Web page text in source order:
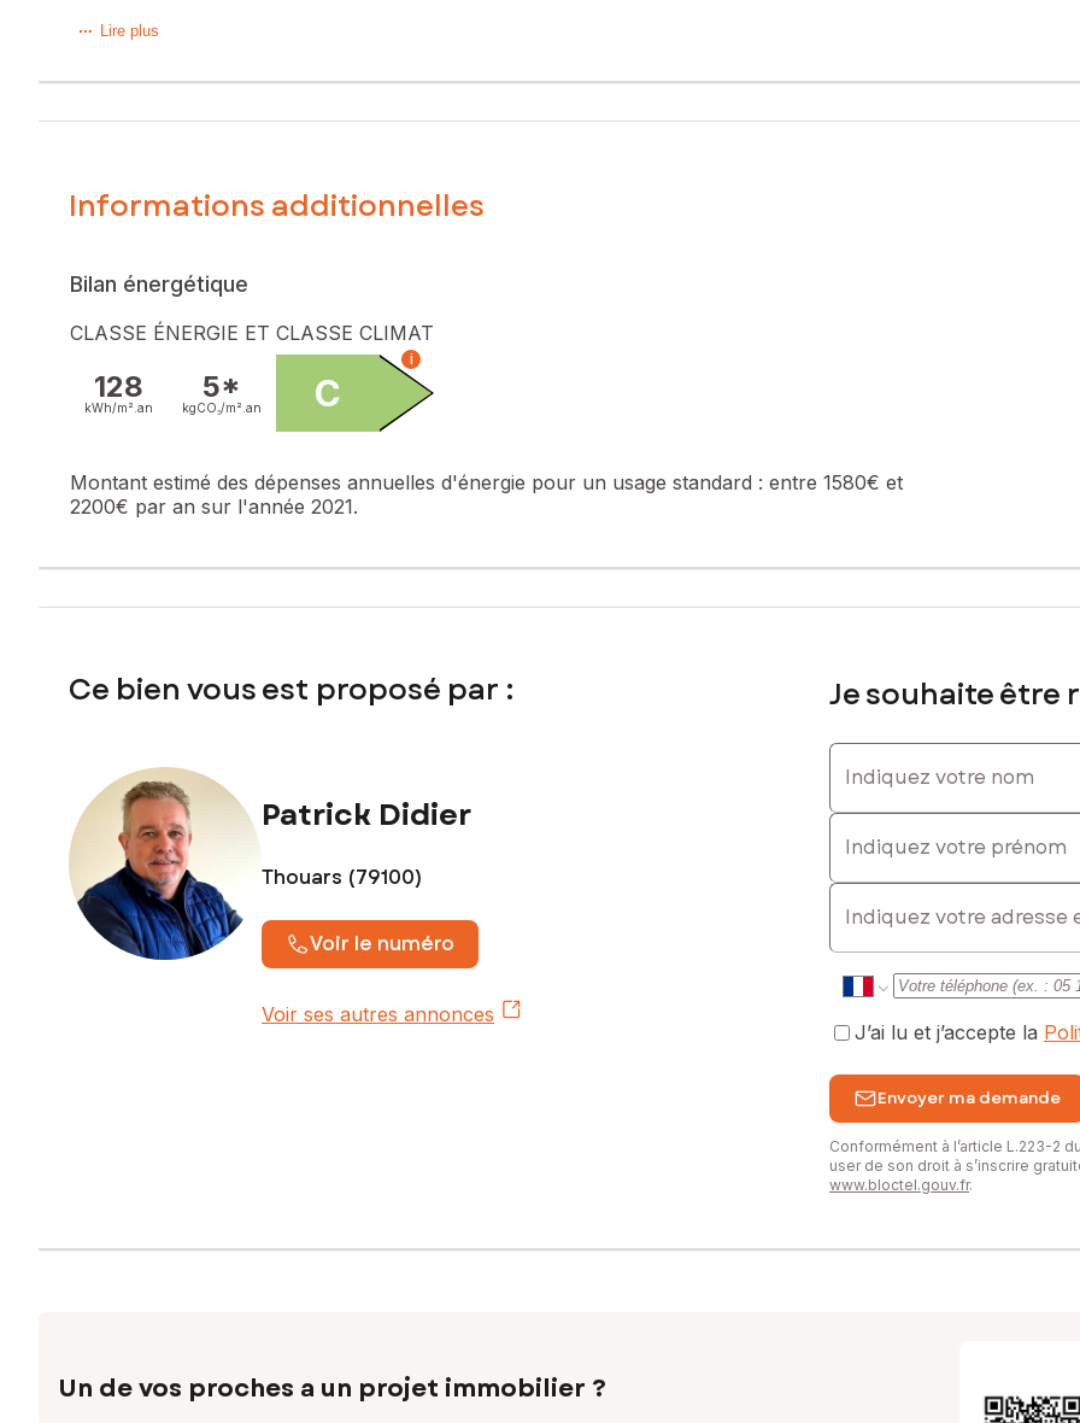
Située à Thouars (79100), cette charmante maison bénéficie d'un cadre paisible dans un quartier recherché. Proche des
jardinage ou de moments en plein air seront comblés par l'espace disponible, offrant de nombreuses possibilités
pièces spacieuses et lumineuses offrent un cadre de vie agréable, idéal pour se détendre en toute sérénité. Cette propriété
Prix de vente : 147 000 €
Honoraires charge vendeur
Contactez votre conseiller SAFTI : Patrick DIDIER, Tél. : 0624445401, E-mail : patrick.didier@safti.fr - EI - Agent commercial
Lire plus
Informations additionnelles
Bilan énergétique
CLASSE ÉNERGIE ET CLASSE CLIMAT
128
kWh/m². an
5*
kgCO₂/m². an C
i
Montant estimé des dépenses annuelles d'énergie pour un usage standard : entre 1580€ et
2200€ par an sur l'année 2021.
Ce bien vous est proposé par :
Patrick Didier
Thouars (79100)
Voir le numéro
Voir ses autres annonces
Je souhaite être
Indiquez votre nom
Indiquez votre prénom
E-mail
J’ai lu et j’accepte la
Envoyer ma demande
Conformément à l’article L.223-2
user de son droit à s’inscrire
www.bloctel.gouv.fr.
Un de vos proches a un projet immobilier ?